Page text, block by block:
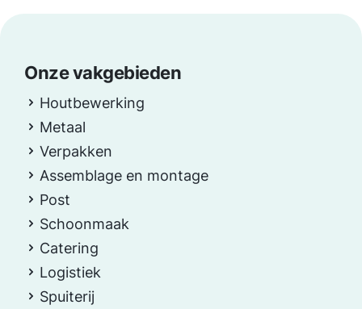
Onze vakgebieden
Houtbewerking
Metaal
Verpakken
Assemblage en montage
Post
Schoonmaak
Catering
Logistiek
Spuiterij